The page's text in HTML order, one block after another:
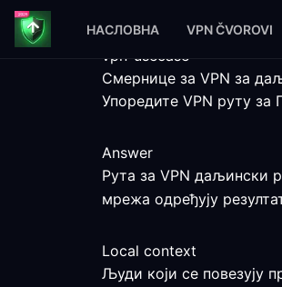
НАСЛОВНА VPN ČVOROVI
vpn-usecase
Смернице за VPN за
Упоредите VPN руту
Answer
Рута за VPN даљински
мрежа одређују
Local context
Људи који се повезују